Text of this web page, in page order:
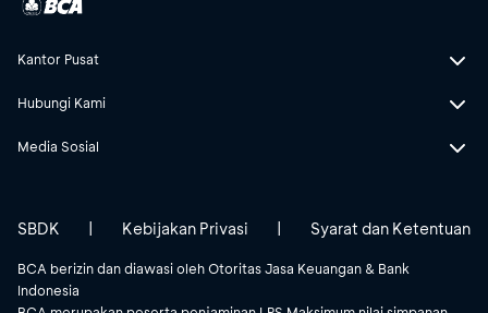
Kantor Pusat
Hubungi Kami
Media Sosial
BCA berizin dan diawasi oleh Otoritas Jasa Keuangan & Bank
Indonesia
SBDK Kebijakan Privasi Syarat dan Ketentuan